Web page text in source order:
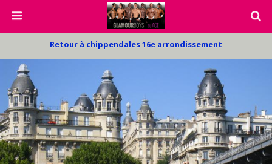
Retour à chippendales 16e arrondissement